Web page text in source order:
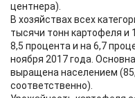
центнера).
В хозяйствах всех
тысячи тонн картофеля и
8,5 процента и на 6,7
ноября 2017 года.
выращена населением
соответственно).